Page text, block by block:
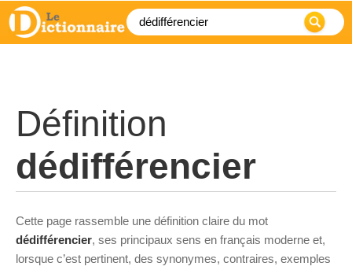
Définition
dédifférencier
Cette page rassemble une définition claire du mot
dédifférencier, ses principaux sens en français moderne et,
lorsque c’est pertinent, des synonymes, contraires, exemples